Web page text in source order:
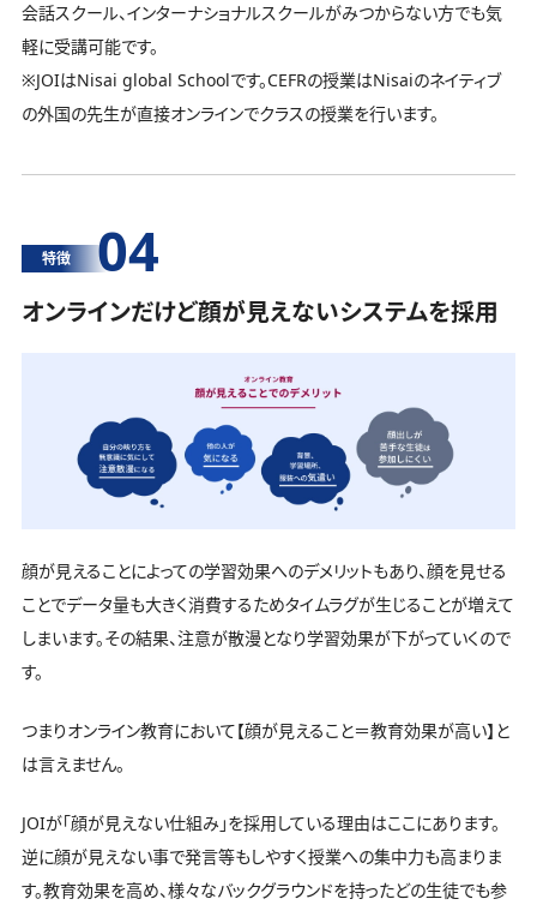
会話スクール、インターナショナルスクールがみつからない方でも気
軽に受講可能です。
※JOIはNisai global Schoolです。CEFRの授業はNisaiのネイティブ
の外国の先生が直接オンラインでクラスの授業を行います。
特徴 04
オンラインだけど顔が見えないシステムを採用
顔が見えることによっての学習効果へのデメリットもあり、顔を見せる
ことでデータ量も大きく消費するためタイムラグが生じることが増えて
しまいます。その結果、注意が散漫となり学習効果が下がっていくので
す。
つまりオンライン教育において【顔が見えること＝教育効果が高い】と
は言えません。
JOIが「顔が見えない仕組み」を採用している理由はここにあります。
逆に顔が見えない事で発言等もしやすく授業への集中力も高まりま
す。教育効果を高め、様々なバックグラウンドを持ったどの生徒でも参